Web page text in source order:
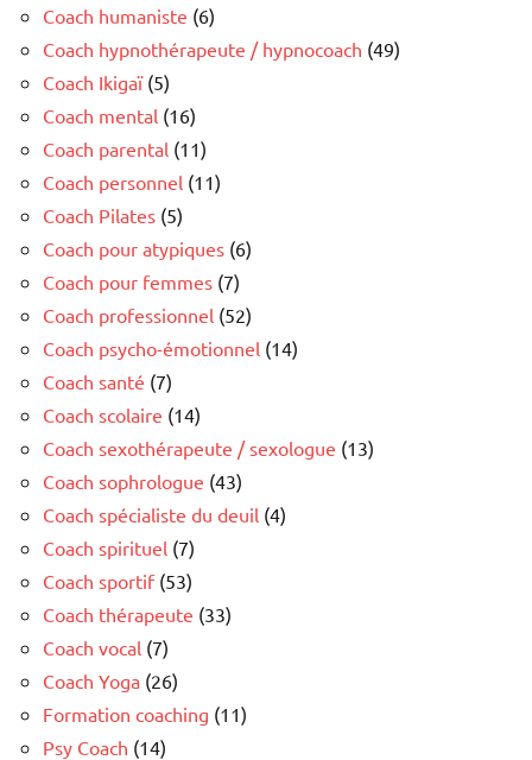
Coach humaniste (6)
Coach hypnothérapeute / hypnocoach (49)
Coach Ikigaï(5)
Coach mental (16)
Coach parental (11)
Coach personnel (11)
Coach Pilates (5)
Coach pour atypiques (6)
Coach pour femmes (7)
Coach professionnel (52)
Coach psycho-émotionnel (14)
Coach santé (7)
Coach scolaire (14)
Coach sexothérapeute / sexologue (13)
Coach sophrologue (43)
Coach spécialiste du deuil (4)
Coach spirituel (7)
Coach sportif(53)
Coach thérapeute (33)
Coach vocal (7)
Coach Yoga (26)
Formation coaching (11)
Psy Coach (14)